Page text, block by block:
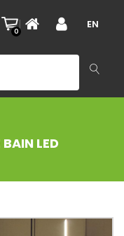
0
| EN
LED